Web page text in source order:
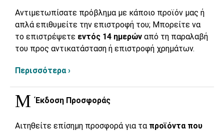
Αντιμετωπίσατε πρόβλημα με κάποιο προϊόν μας ή
απλά επιθυμείτε την επιστροφή του; Μπορείτε να
το επιστρέψετε εντός 14 ημερών από τη παραλαβή
του προς αντικατάσταση ή επιστροφή χρημάτων.
Περισσότερα ›
Έκδοση Προσφοράς
Αιτηθείτε επίσημη προσφορά για τα προϊόντα που